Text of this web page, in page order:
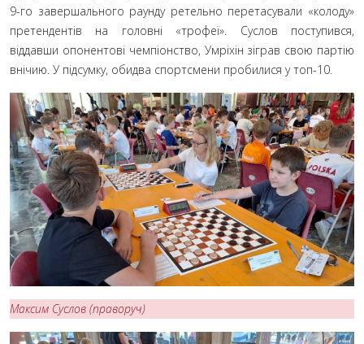
9-го завершального раунду ретельно перетасували «колоду»
претендентів на головні «трофеї». Суслов поступився,
віддавши опонентові чемпіонство, Умріхін зіграв свою партію
внічию. У підсумку, обидва спортсмени пробилися у топ-10.
Максим Суслов (праворуч)